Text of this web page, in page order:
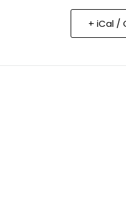
+ iCal /